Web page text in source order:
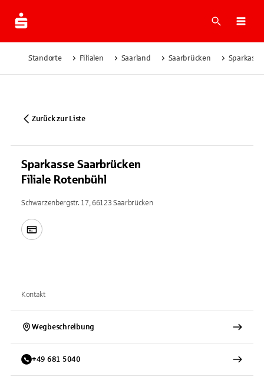
Suche
Standorte Filialen Saarland Saarbrücken
Zurück zur Liste
Sparkasse Saarbrücken
Filiale Rotenbühl
Schwarzenbergstr. 17, 66123 Saarbrücken
Kontakt
Wegbeschreibung
+49 681 5040